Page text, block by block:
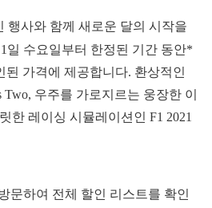
행사와 함께 새로운 달의 시작을
일 수요일부터 한정된 기간 동안*
된 가격에 제공합니다. 환상적인
Two, 우주를 가로지르는 웅장한 이
한 레이싱 시뮬레이션인 F1 2021
문하여 전체 할인 리스트를 확인